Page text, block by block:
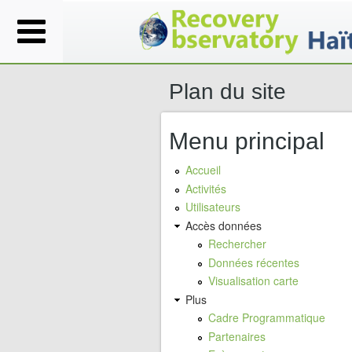
Plan du site
Menu principal
Accueil
Activités
Utilisateurs
Accès données
Rechercher
Données récentes
Visualisation carte
Plus
Cadre Programmatique
Partenaires